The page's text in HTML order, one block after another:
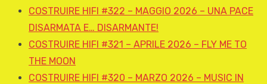
COSTRUIRE HIFI #322 – MAGGIO 2026 – UNA PACE
DISARMATA E… DISARMANTE!
COSTRUIRE HIFI #321 – APRILE 2026 – FLY ME TO
THE MOON
COSTRUIRE HIFI #320 – MARZO 2026 – MUSIC IN